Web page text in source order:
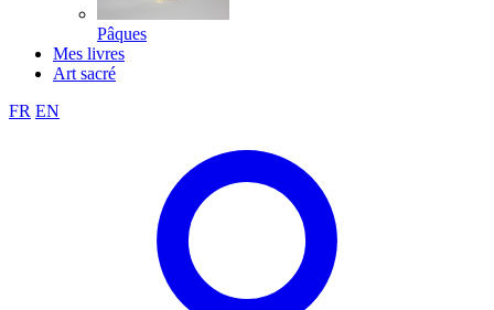
Pâques
Mes livres
Art sacré
FR EN